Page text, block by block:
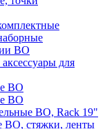
ВО
для
ВО
ВО
ВО, Rack 19"
ВО, стяжки, ленты